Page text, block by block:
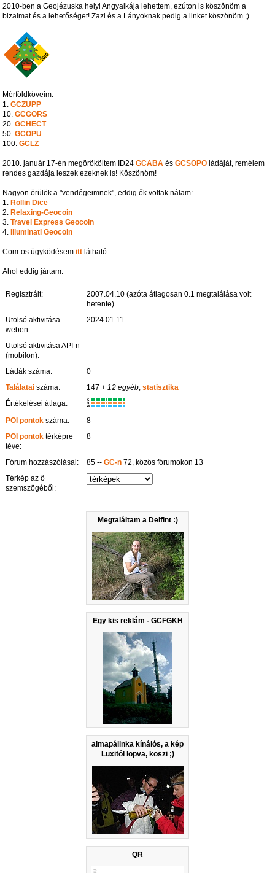
Megtaláltam a Delfint :)
Egy kis reklám - GCFGKH
almapálinka kínálós, a kép
Luxitól lopva, köszi ;)
QR
2010-ben a Geojézuska helyi Angyalkája lehettem, ezúton is köszönöm a
bizalmat és a lehetőséget! Zazi és a Lányoknak pedig a linket köszönöm ;)
Mérföldköveim:
1.GCZUPP
10.GCGORS
20.GCHECT
50.GCOPU
100.GCLZ
2010. január 17-én megörököltem ID24GCABA ésGCSOPO ládáját, remélem
rendes gazdája leszek ezeknek is! Köszönöm!
Nagyon örülök a "vendégeimnek", eddig ők voltak nálam:
1. Rollin Dice
2. Relaxing-Geocoin
3.Travel Express Geocoin
4.
Illuminati Geocoin
Com-os ügyködésem itt látható.
Ahol eddig jártam:
Regisztrált:
2007.04.10 (azóta átlagosan 0.1 megtalálása volt
hetente)
Utolsó aktivitása
weben:
2024.01.11
Utolsó aktivitása API-n
(mobilon):
---
Ládák száma:
0
Találatai száma: 147 + 12 egyéb,statisztika
Értékelései átlaga:
K
R
W
POI pontok száma:
8
POI pontok térképre
téve:
8
Fórum hozzászólásai: 85 --GC-n 72, közös fórumokon 13
Térkép az ő
szemszögéből: